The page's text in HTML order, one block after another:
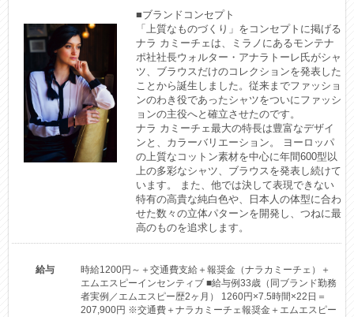
■ブランドコンセプト
「上質なものづくり」をコンセプトに掲げる
ナラ カミーチェは、ミラノにあるモンテナ
ポ社社長ウォルター・アナラトーレ氏がシャ
ツ、ブラウスだけのコレクションを発表した
ことから誕生しました。従来までファッショ
ンのわき役であったシャツをついにファッシ
ョンの主役へと確立させたのです。
ナラ カミーチェ最大の特長は豊富なデザイ
ンと、カラーバリエーション。 ヨーロッパ
の上質なコットン素材を中心に年間600型以
上の多彩なシャツ、ブラウスを発表し続けて
います。 また、他では決して表現できない
特有の高貴な純白色や、日本人の体型に合わ
せた数々の立体パターンを開発し、つねに最
高のものを追求します。
給与
時給1200円～＋交通費支給＋報奨金（ナラカミーチェ）＋
エムエスピーインセンティブ ■給与例33歳（同ブランド勤務
者実例／エムエスピー歴2ヶ月） 1260円×7.5時間×22日＝
207,900円 ※交通費＋ナラカミーチェ報奨金＋エムエスピー